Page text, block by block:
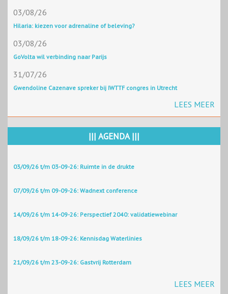
03/08/26
Hilaria: kiezen voor adrenaline of beleving?
03/08/26
GoVolta wil verbinding naar Parijs
31/07/26
Gwendoline Cazenave spreker bij IWTTF congres in Utrecht
LEES MEER
||| AGENDA |||
03/09/26 t/m 03-09-26: Ruimte in de drukte
07/09/26 t/m 09-09-26: Wadnext conference
14/09/26 t/m 14-09-26: Perspectief 2040: validatiewebinar
18/09/26 t/m 18-09-26: Kennisdag Waterlinies
21/09/26 t/m 23-09-26: Gastvrij Rotterdam
LEES MEER